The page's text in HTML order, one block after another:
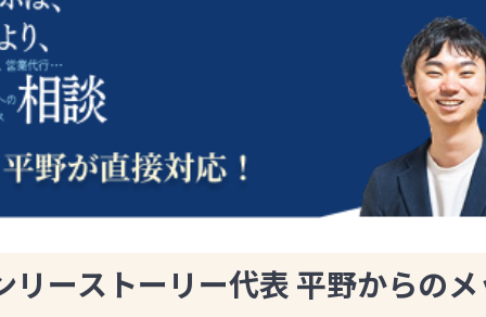
リーストーリー代表 平野からの